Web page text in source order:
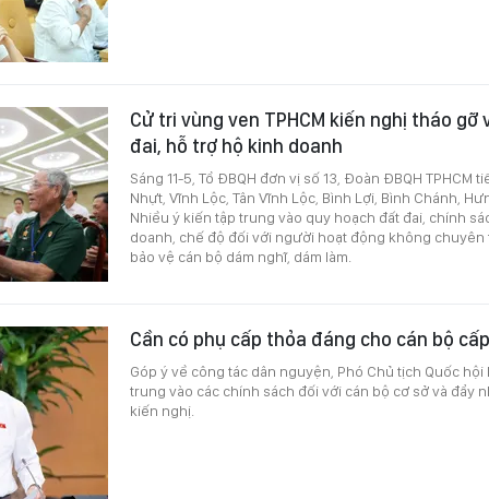
Cử tri vùng ven TPHCM kiến nghị tháo gỡ
đai, hỗ trợ hộ kinh doanh
Sáng 11-5, Tổ ĐBQH đơn vị số 13, Đoàn ĐBQH TPHCM
Nhựt, Vĩnh Lộc, Tân Vĩnh Lộc, Bình Lợi, Bình Chánh,
Nhiều ý kiến tập trung vào quy hoạch đất đai, chính
doanh, chế độ đối với người hoạt động không chuyên
bảo vệ cán bộ dám nghĩ, dám làm.
Cần có phụ cấp thỏa đáng cho cán bộ
Góp ý về công tác dân nguyện, Phó Chủ tịch Quốc
trung vào các chính sách đối với cán bộ cơ sở và đẩy
kiến nghị.